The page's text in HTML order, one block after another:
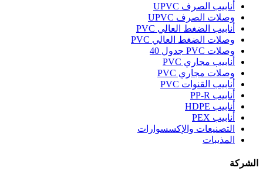
أنابيب الصرف UPVC
وصلات الصرف UPVC
أنابيب الضغط العالي PVC
وصلات الضغط العالي PVC
وصلات PVC جدول 40
أنابيب مجاري PVC
وصلات مجاري PVC
أنابيب القنوات PVC
أنابيب PP-R
أنابيب HDPE
أنابيب PEX
التصنيعات والإكسسوارات
المذيبات